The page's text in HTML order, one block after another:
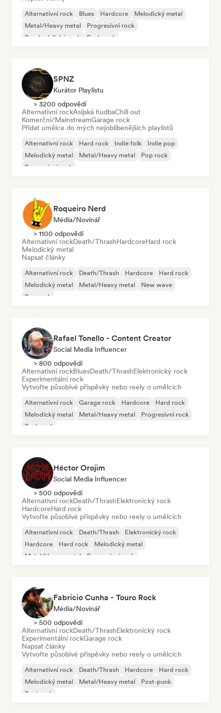
Alternativní rock Blues Hardcore
Melodický metal
Metal/Heavy metal
Progresivní rock
Psychedelický rock
Punk rock
SPNZ
Kurátor Playlistu
> 3200 odpovědí
Alternativní rockAsijská hudbaChill out
Komerční/MainstreamGarage rock
Přidat umělce do mých nejoblíbenějších playlistů
Alternativní rock Hard rock Indie folk
Indie pop
Melodický metal
Metal/Heavy metal
Pop rock
Progresivní rock
Roqueiro Nerd
Média/novinář
> 1100 odpovědí
Alternativní rockDeath/ThrashHardcoreHard rock
Melodický metal
Napsat články
Alternativní rock Death/Thrash Hardcore
Hard rock
Melodický metal
Metal/Heavy metal
New wave
Pop rock
Rafael Tonello - Content Creator
Social Media Influencer
> 800 odpovědí
Alternativní rockBluesDeath/ThrashElektronický rock
Experimentální rock
Vytvořte působivé příspěvky nebo reely o umělcích
Alternativní rock Garage rock Hardcore
Hard rock
Melodický metal
Metal/Heavy metal
Progresivní rock
Punk rock
Héctor Orojim
Social Media Influencer
> 500 odpovědí
Alternativní rockDeath/ThrashElektronický rock
HardcoreHard rock
Vytvořte působivé příspěvky nebo reely o umělcích
Alternativní rock Death/Thrash
Elektronický rock
Hardcore
Hard rock
Melodický metal
Metal/Heavy metal
Progresivní rock
Fabricio Cunha - Touro Rock
Média/novinář
> 500 odpovědí
Alternativní rockDeath/ThrashElektronický rock
Experimentální rockGarage rock
Napsat články
Vytvořte působivé příspěvky nebo reely o umělcích
Alternativní rock Death/Thrash Hardcore
Hard rock
Melodický metal
Metal/Heavy metal
Post-punk
Post rock